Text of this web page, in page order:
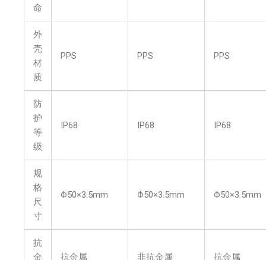
命
外
壳
材
质
PPS PPS PPS
防
护
等
级
IP68 IP68 IP68
规
格
尺
寸
Φ50×3.5mm Φ50×3.5mm Φ50×3.5mm
抗
金
抗金属 非抗金属 抗金属